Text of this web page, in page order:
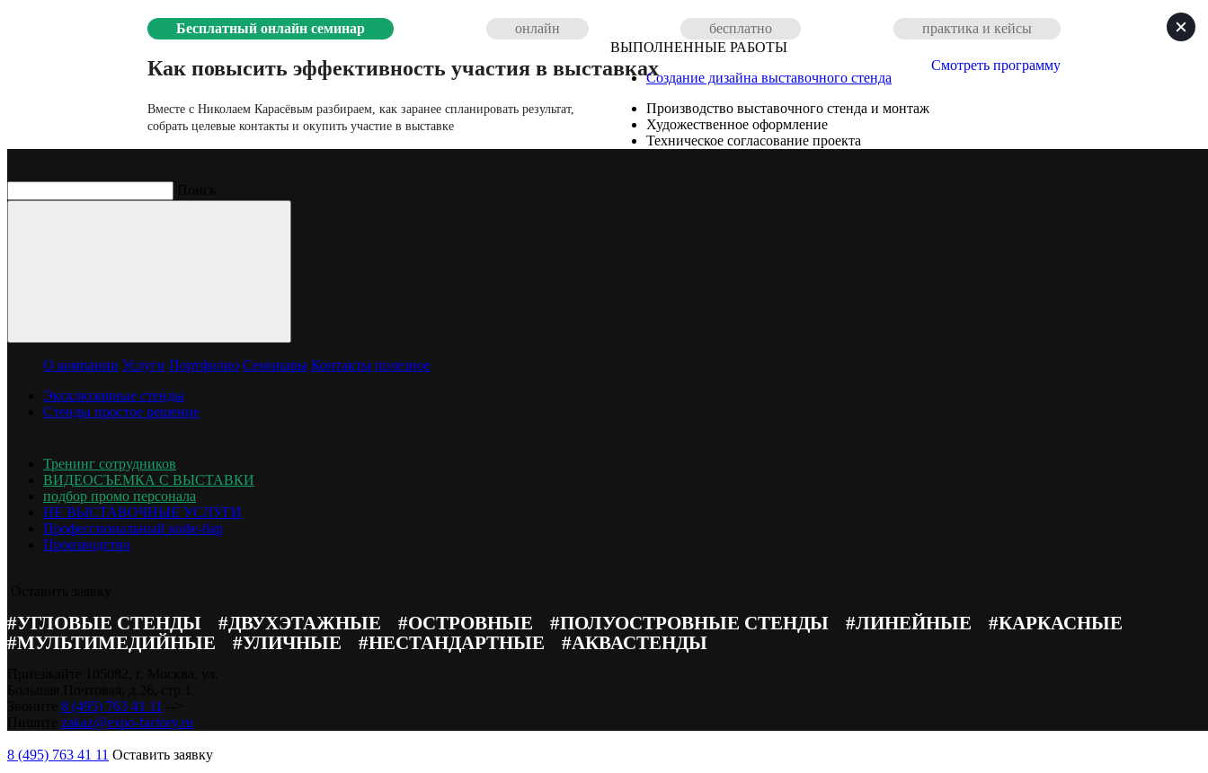
Бесплатный онлайн семинар онлайн бесплатно практика и кейсы
Как повысить эффективность участия в выставках
Вместе с Николаем Карасёвым разбираем, как заранее спланировать результат,
собрать целевые контакты и окупить участие в выставке
Смотреть программу
О компании Услуги Портфолио Семинары Контакты полезное
Эксклюзивные стенды
Стенды простое решение
Тренинг сотрудников
ВИДЕОСЪЕМКА С ВЫСТАВКИ
подбор промо персонала
НЕ ВЫСТАВОЧНЫЕ УСЛУГИ
Профессиональный кофе-бар
Производство
#УГЛОВЫЕ СТЕНДЫ #ДВУХЭТАЖНЫЕ #ОСТРОВНЫЕ #ПОЛУОСТРОВНЫЕ СТЕНДЫ #ЛИНЕЙНЫЕ
#КАРКАСНЫЕ
#МУЛЬТИМЕДИЙНЫЕ
#УЛИЧНЫЕ #НЕСТАНДАРТНЫЕ #АКВАСТЕНДЫ
8 (495) 763 41 11
zakaz@expo-factory.ru
8 (495) 763 41 11 Оставить заявку
Год, месяцМарт, 2023
Площадь стенда
ОПИСАНИЕ ПРОЕКТА
Просторный и функциональный стенд с демонстрацией продукции, комфортными переговорными зонами и барной стойкой
ВЫПОЛНЕННЫЕ РАБОТЫ
Создание дизайна выставочного стенда
Производство выставочного стенда и монтаж
Художественное оформление
Техническое согласование проекта